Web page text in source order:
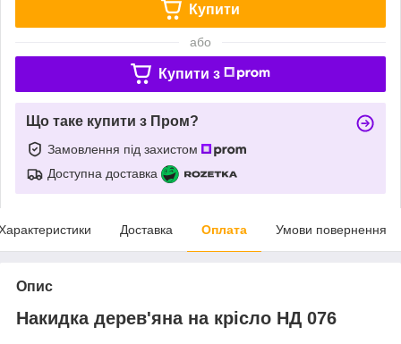
Купити
або
Купити з
Що таке купити з Пром?
Замовлення під захистом
Доступна доставка
Доставка Оплата Умови повернення
Опис
Накидка дерев'яна на крісло НД 076